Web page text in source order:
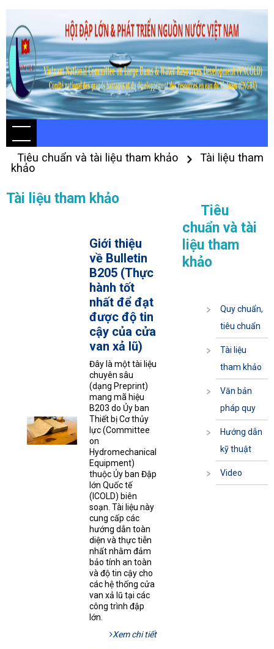
Tiêu chuẩn và tài liệu tham khảo
Tài liệu tham
khảo
Tài liệu tham khảo
Giới thiệu
về Bulletin
B205 (Thực
hành tốt
nhất để đạt
được độ tin
cậy của cửa
van xả lũ)
Đây là một tài liệu
chuyên sâu
(dạng Preprint)
mang mã hiệu
B203 do Ủy ban
Thiết bị Cơ thủy
lực (Committee
on
Hydromechanical
Equipment)
thuộc Ủy ban Đập
lớn Quốc tế
(ICOLD) biên
soạn. Tài liệu này
cung cấp các
hướng dẫn toàn
diện và thực tiễn
nhất nhằm đảm
bảo tính an toàn
và độ tin cậy cho
các hệ thống cửa
van xả lũ tại các
công trình đập
lớn.
Xem chi tiết
Tiêu
chuẩn và tài
liệu tham
khảo
Quy chuẩn,
tiêu chuẩn
Tài liệu
tham khảo
Văn bản
pháp quy
Hướng dẫn
kỹ thuật
Video